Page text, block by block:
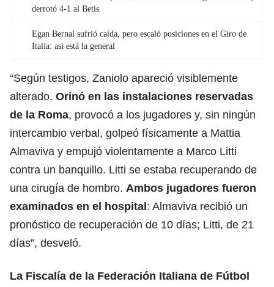
derrotó 4-1 al Betis
Egan Bernal sufrió caída, pero escaló posiciones en el Giro de
Italia: así está la general
“Según testigos, Zaniolo apareció visiblemente
alterado. Orinó en las instalaciones reservadas
de la Roma, provocó a los jugadores y, sin ningún
intercambio verbal, golpeó físicamente a Mattia
Almaviva y empujó violentamente a Marco Litti
contra un banquillo. Litti se estaba recuperando de
una cirugía de hombro. Ambos jugadores fueron
examinados en el hospital: Almaviva recibió un
pronóstico de recuperación de 10 días; Litti, de 21
días”, desveló.
La Fiscalía de la Federación Italiana de Fútbol